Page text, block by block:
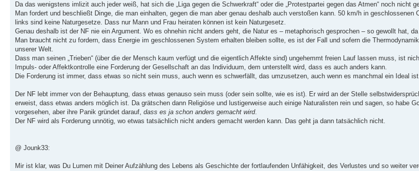
Da das wenigstens imlizit auch jeder weiß, hat sich die „Liga gegen die Schwerkraft“ oder die „Protestpartei gegen das Atmen“ noch nicht
Man fordert und beschließt Dinge, die man einhalten, gegen die man aber genau deshalb auch verstoßen kann. 50 km/h in geschlossenen
links sind keine Naturgesetze. Dass nur Mann und Frau heiraten können ist kein Naturgesetz.
Genau deshalb ist der NF nie ein Argument. Wo es ohnehin nicht anders geht, die Natur es – metaphorisch gesprochen – so gewollt hat,
Man braucht nicht zu fordern, dass Energie im geschlossenen System erhalten bleiben sollte, es ist der Fall und sofern die
unserer Welt.
Dass man seinen „Trieben“ (über die der Mensch kaum verfügt und die eigentlich Affekte sind) ungehemmt freien Lauf lassen muss, ist
Impuls- oder Affektkontrolle eine Forderung der Gesellschaft an das Individuum, dem unterstellt wird, dass es auch anders kann.
Die Forderung ist immer, dass etwas so nicht sein muss, auch wenn es schwerfällt, das umzusetzen, auch wenn es manchmal ein Ideal
Der NF lebt immer von der Behauptung, dass etwas genauso sein muss (oder sein sollte, wie es ist). Er wird an der Stelle
erweist, dass etwas anders möglich ist. Da grätschen dann Religiöse und lustigerweise auch einige Naturalisten rein und sagen, so habe
vorgesehen, aber ihre Panik gründet darauf, dass es ja schon anders gemacht wird.
Der NF wird als Forderung unnötig, wo etwas tatsächlich nicht anders gemacht werden kann. Das geht ja dann tatsächlich nicht.
@ Jounk33:
Mir ist klar, was Du Lumen mit Deiner Aufzählung des Lebens als Geschichte der fortlaufenden Unfähigkeit, des Verlustes und so weiter